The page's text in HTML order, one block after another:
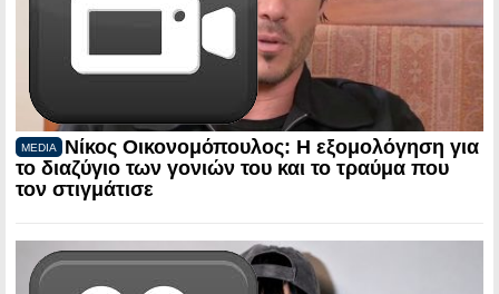
MEDIA
Νίκος Οικονομόπουλος: Η εξομολόγηση για
το διαζύγιο των γονιών του και το τραύμα που
τον στιγμάτισε